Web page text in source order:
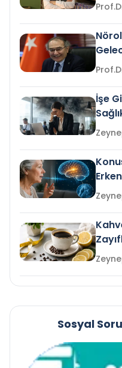
İşe
Gelir
mi?
Sosyal